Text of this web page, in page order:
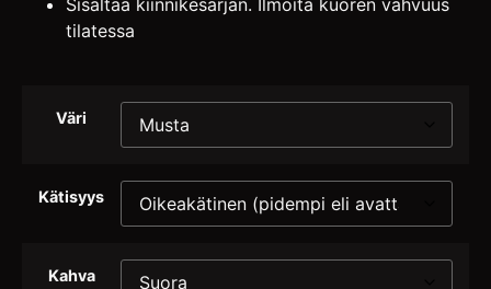
tilatessa
Väri
Kätisyys
Kahva